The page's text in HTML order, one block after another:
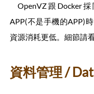
OpenVZ跟Docker
APP(不是手機的APP)
資源消耗更低。細節請
資料管理 /